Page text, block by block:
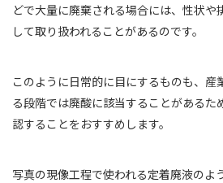
どで大量に廃棄される場合には、性状や
して取り扱われることがあるのです。
このように日常的に目にするものも、産
る段階では廃酸に該当することがあるた
認することをおすすめします。
写真の現像工程で使われる定着廃液のよ